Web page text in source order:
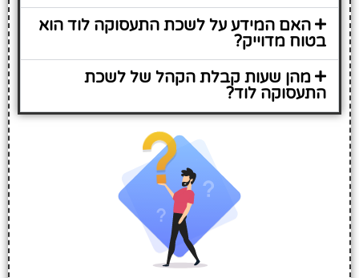
האם המידע על לשכת התעסוקה לוד הוא
בטוח מדוייק?
מהן שעות קבלת הקהל של לשכת
התעסוקה לוד?